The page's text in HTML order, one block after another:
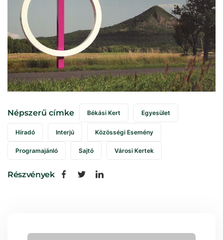
Népszerű címke Békási Kert Egyesület
Híradó Interjú Közösségi Esemény
Programajánló Sajtó Városi Kertek
Részvények